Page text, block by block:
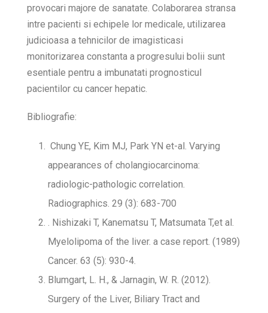
provocari majore de sanatate. Colaborarea stransa
intre pacienti si echipele lor medicale, utilizarea
judicioasa a tehnicilor de imagisticasi
monitorizarea constanta a progresului bolii sunt
esentiale pentru a imbunatati prognosticul
pacientilor cu cancer hepatic.
Bibliografie:
Chung YE, Kim MJ, Park YN et-al. Varying
appearances of cholangiocarcinoma:
radiologic-pathologic correlation.
Radiographics. 29 (3): 683-700
. Nishizaki T, Kanematsu T, Matsumata T,et al.
Myelolipoma of the liver. a case report. (1989)
Cancer. 63 (5): 930-4.
Blumgart, L. H., & Jarnagin, W. R. (2012).
Surgery of the Liver, Biliary Tract and